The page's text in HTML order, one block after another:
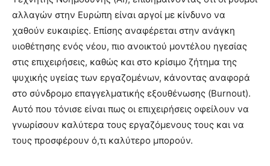
αλλαγών στην Ευρώπη είναι αργοί με κίνδυνο να
χαθούν ευκαιρίες. Επίσης αναφέρεται στην ανάγκη
υιοθέτησης ενός νέου, πιο ανοικτού μοντέλου ηγεσίας
στις επιχειρήσεις, καθώς και στο κρίσιμο ζήτημα της
ψυχικής υγείας των εργαζομένων, κάνοντας αναφορά
στο σύνδρομο επαγγελματικής εξουθένωσης (Burnout).
Αυτό που τόνισε είναι πως οι επιχειρήσεις οφείλουν να
γνωρίσουν καλύτερα τους εργαζόμενους τους και να
τους προσφέρουν ό,τι καλύτερο μπορούν.